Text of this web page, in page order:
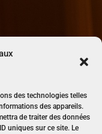
des technologies telles
des appareils.
de traiter des données
uniques sur ce site. Le
et activer ce